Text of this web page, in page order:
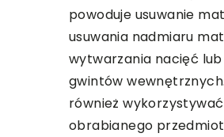
powoduje usuwanie
usuwania nadmiaru
wytwarzania nacięć
gwintów
również
obrabianego